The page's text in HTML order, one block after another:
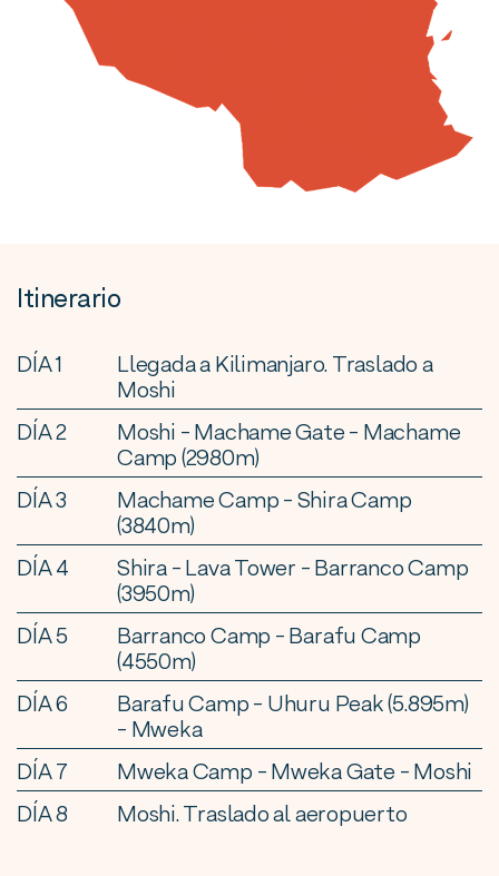
Itinerario
DÍA 1
Llegada a Kilimanjaro. Traslado a
Moshi
DÍA 2
Moshi - Machame Gate - Machame
Camp (2980m)
DÍA 3
Machame Camp - Shira Camp
(3840m)
DÍA 4
Shira - Lava Tower - Barranco Camp
(3950m)
DÍA 5
Barranco Camp - Barafu Camp
(4550m)
DÍA 6
Barafu Camp - Uhuru Peak (5.895m)
- Mweka
DÍA 7
Mweka Camp - Mweka Gate - Moshi
DÍA 8
Moshi. Traslado al aeropuerto